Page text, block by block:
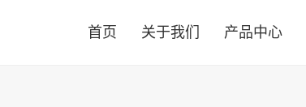
首页 关于我们 产品中心